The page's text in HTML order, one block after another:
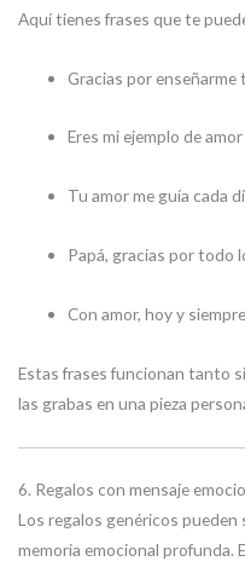
Aquí tienes frases que te
Gracias por enseñarme
Eres mi ejemplo de
Tu amor me guía cada
Papá, gracias por todo
Con amor, hoy y siempre
Estas frases funcionan tanto
las grabas en una pieza
6. Regalos con mensaje
Los regalos genéricos pueden
memoria emocional profunda.